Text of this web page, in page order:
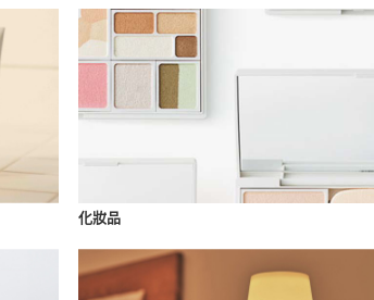
化妝品